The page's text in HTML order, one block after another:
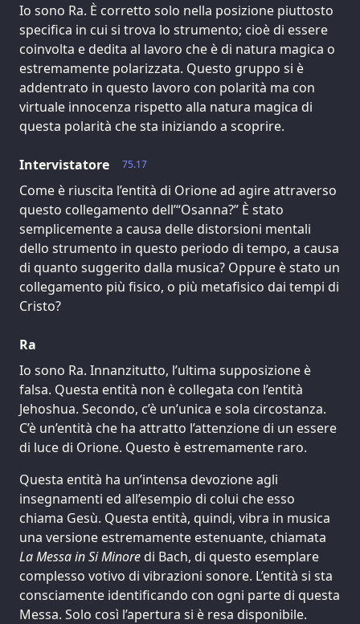
Io sono Ra. È corretto solo nella posizione piuttosto
specifica in cui si trova lo strumento; cioè di essere
coinvolta e dedita al lavoro che è di natura magica o
estremamente polarizzata. Questo gruppo si è
addentrato in questo lavoro con polarità ma con
virtuale innocenza rispetto alla natura magica di
questa polarità che sta iniziando a scoprire.
75.17
Intervistatore
Come è riuscita l’entità di Orione ad agire attraverso
questo collegamento dell’“Osanna?” È stato
semplicemente a causa delle distorsioni mentali
dello strumento in questo periodo di tempo, a causa
di quanto suggerito dalla musica? Oppure è stato un
collegamento più fisico, o più metafisico dai tempi di
Cristo?
Ra
Io sono Ra. Innanzitutto, l’ultima supposizione è
falsa. Questa entità non è collegata con l’entità
Jehoshua. Secondo, c’è un’unica e sola circostanza.
C’è un’entità che ha attratto l’attenzione di un essere
di luce di Orione. Questo è estremamente raro.
Questa entità ha un’intensa devozione agli
insegnamenti ed all’esempio di colui che esso
chiama Gesù. Questa entità, quindi, vibra in musica
una versione estremamente estenuante, chiamata
La Messa in Si Minore di Bach, di questo esemplare
complesso votivo di vibrazioni sonore. L’entità si sta
consciamente identificando con ogni parte di questa
Messa. Solo così l’apertura si è resa disponibile.